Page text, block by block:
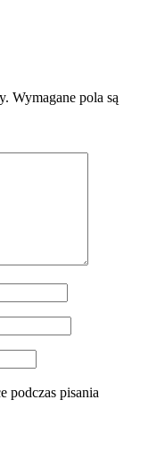
Wymagane pola są
podczas pisania